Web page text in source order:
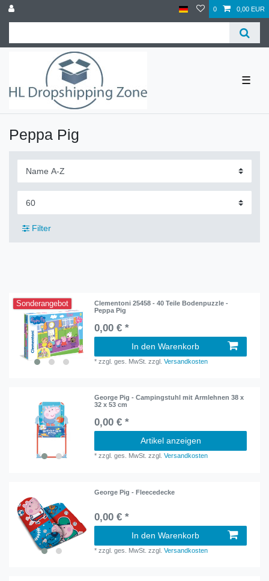
0 0,00 EUR
☰
Peppa Pig
Filter
Sonderangebot
Clementoni 25458 - 40 Teile Bodenpuzzle -
Peppa Pig
0,00 € *
In den Warenkorb
*zzgl. ges. MwSt. zzgl.Versandkosten
George Pig - Campingstuhl mit Armlehnen 38 x
32 x 53 cm
0,00 € *
Artikel anzeigen
*zzgl. ges. MwSt. zzgl.Versandkosten
George Pig - Fleecedecke
0,00 € *
In den Warenkorb
*zzgl. ges. MwSt. zzgl.Versandkosten